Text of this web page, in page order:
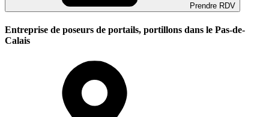
Prendre RDV
Entreprise de poseurs de portails, portillons dans le Pas-de-
Calais